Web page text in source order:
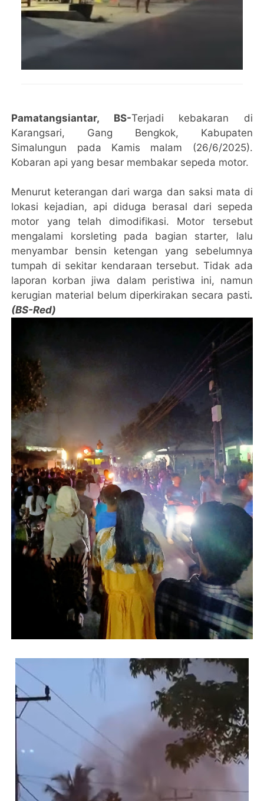
Pamatangsiantar, BS-Terjadi kebakaran di
Karangsari, Gang Bengkok, Kabupaten
Simalungun pada Kamis malam (26/6/2025).
Kobaran api yang besar membakar sepeda motor.
Menurut keterangan dari warga dan saksi mata di
lokasi kejadian, api diduga berasal dari sepeda
motor yang telah dimodifikasi. Motor tersebut
mengalami korsleting pada bagian starter, lalu
menyambar bensin ketengan yang sebelumnya
tumpah di sekitar kendaraan tersebut. Tidak ada
laporan korban jiwa dalam peristiwa ini, namun
kerugian material belum diperkirakan secara pasti.
(BS-Red)